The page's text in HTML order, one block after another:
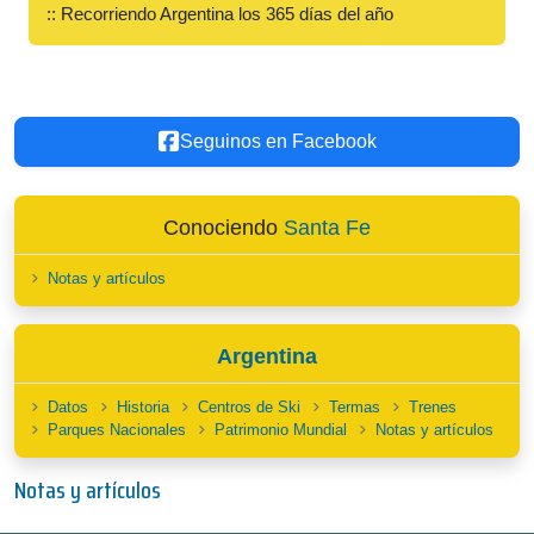
:: Recorriendo Argentina los 365 días del año
Seguinos en Facebook
Conociendo Santa Fe
Notas y artículos
Argentina
Datos Historia Centros de Ski Termas
Trenes
Parques Nacionales
Patrimonio Mundial Notas y artículos
Notas y artículos